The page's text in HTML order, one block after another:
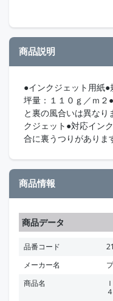
商品説明
●インクジェット用紙
坪量：１１０ｇ／ｍ２
と裏の風合いは異な
クジェット●対応イン
合に裏うつりがありま
商品情報
商品データ
品番コード
メーカー名
商品名